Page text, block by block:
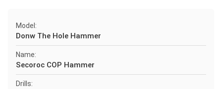
Model:
Donw The Hole Hammer
Name:
Secoroc COP Hammer
Drills: